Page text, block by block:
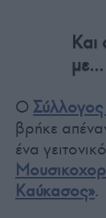
Και
με…
Ο Σύλλογος
βρήκε
ένα
Καύκασος».